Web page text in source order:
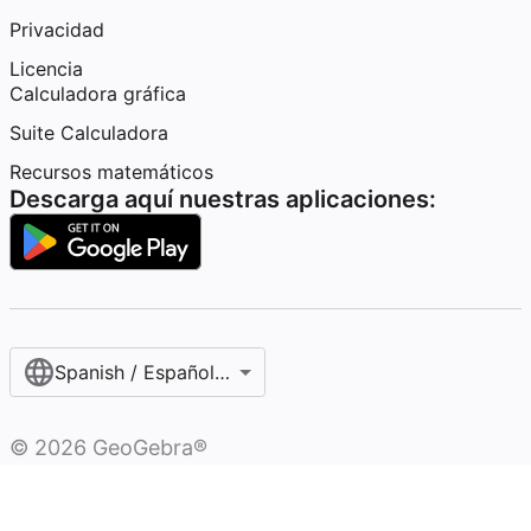
Privacidad
Licencia
Calculadora gráfica
Suite Calculadora
Recursos matemáticos
Descarga aquí nuestras aplicaciones:
Spanish / Español (internacional)
© 2026 GeoGebra®